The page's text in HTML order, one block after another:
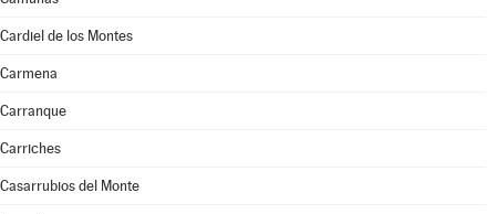
Cardiel de los Montes
Carmena
Carranque
Carriches
Casarrubios del Monte